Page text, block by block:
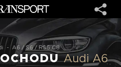
OFERTA
- A6 / S6 / RS6 C8
Audi A6